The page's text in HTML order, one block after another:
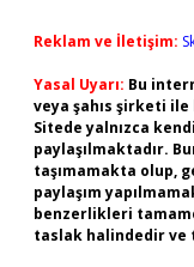
Reklam ve İletişim:
Yasal Uyarı: Bu
veya şahıs şirketi
Sitede yalnızca
paylaşılmaktadır.
taşımamakta olup,
paylaşım
benzerlikleri
taslak halindedir ve